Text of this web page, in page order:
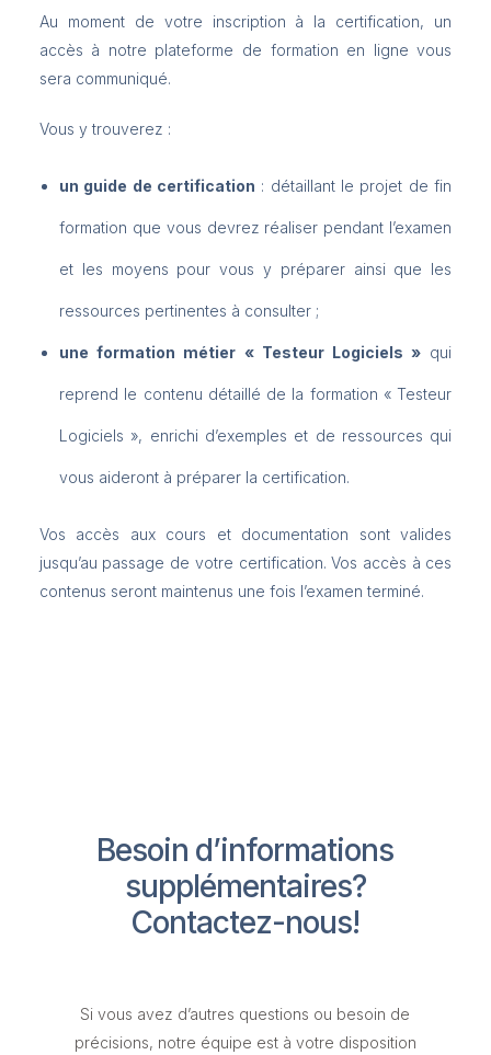
Au moment de votre inscription à la certification, un
accès à notre plateforme de formation en ligne vous
sera communiqué.
Vous y trouverez :
un guide de certification : détaillant le projet de fin
formation que vous devrez réaliser pendant l’examen
et les moyens pour vous y préparer ainsi que les
ressources pertinentes à consulter ;
une formation métier « Testeur Logiciels » qui
reprend le contenu détaillé de la formation « Testeur
Logiciels », enrichi d’exemples et de ressources qui
vous aideront à préparer la certification.
Vos accès aux cours et documentation sont valides
jusqu’au passage de votre certification. Vos accès à ces
contenus seront maintenus une fois l’examen terminé.
Besoin d’informations
supplémentaires?
Contactez-nous!
Si vous avez d’autres questions ou besoin de
précisions, notre équipe est à votre disposition